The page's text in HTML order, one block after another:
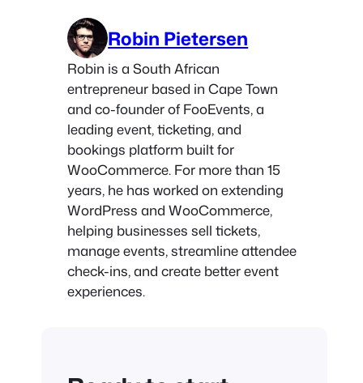
Robin Pietersen
Robin is a South African
entrepreneur based in Cape Town
and co-founder of FooEvents, a
leading event, ticketing, and
bookings platform built for
WooCommerce. For more than 15
years, he has worked on extending
WordPress and WooCommerce,
helping businesses sell tickets,
manage events, streamline attendee
check-ins, and create better event
experiences.